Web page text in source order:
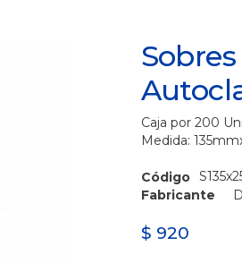
Caja por 200
Medida:
Código
Fabricante
$ 920